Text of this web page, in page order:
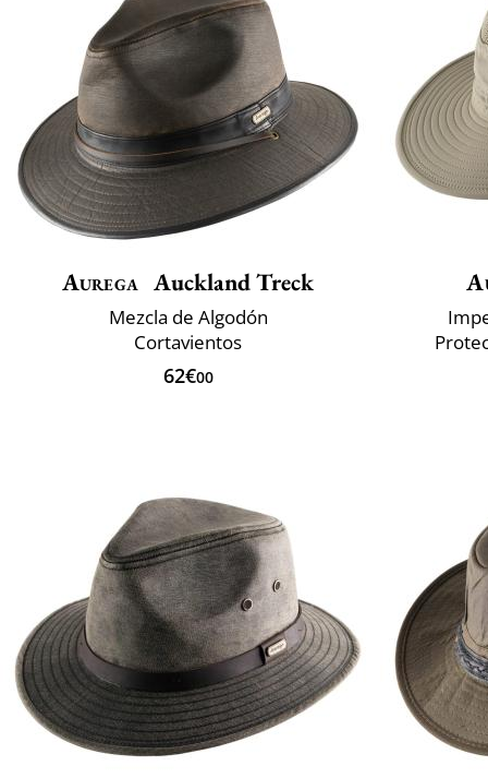
Aurega Auckland Treck
Mezcla de Algodón
Cortavientos
62€00